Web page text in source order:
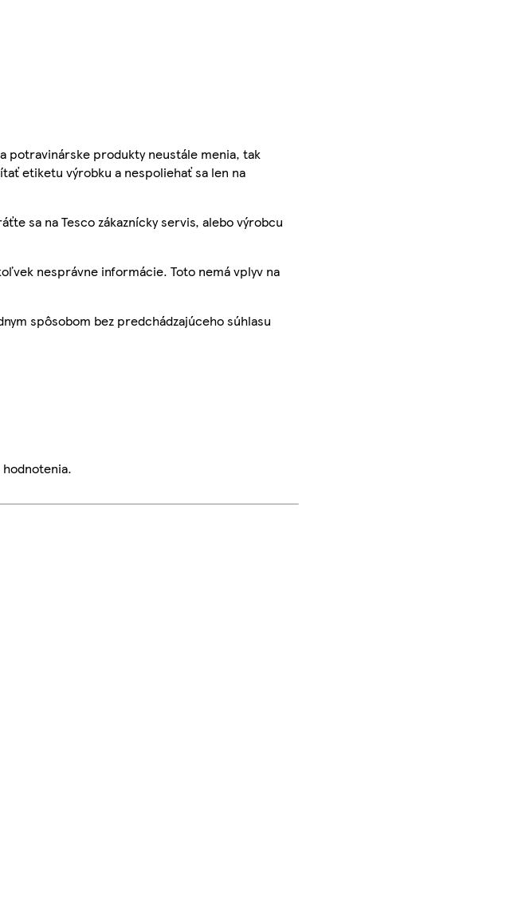
potravinárske produkty neustále menia, tak
etiketu výrobku a nespoliehať sa len na
sa na Tesco zákaznícky servis, alebo výrobcu
nesprávne informácie. Toto nemá vplyv na
spôsobom bez predchádzajúceho súhlasu